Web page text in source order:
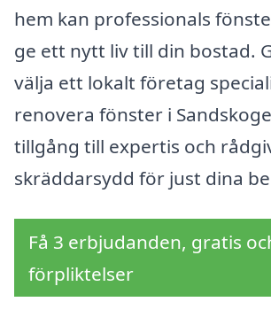
hem kan professionals
ge ett nytt liv till din bostad.
välja ett lokalt företag
renovera fönster i
tillgång till expertis och
skräddarsydd för just dina
Få 3 erbjudanden, gratis
förpliktelser